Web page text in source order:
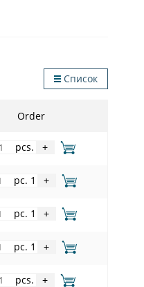
Список
Order
pcs. +
pc. 1 +
pc. 1 +
pc. 1 +
pcs. +